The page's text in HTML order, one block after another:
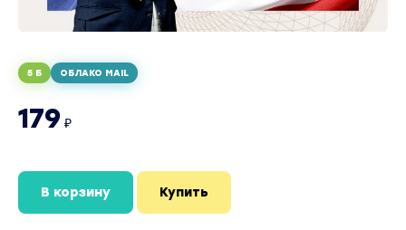
5 Б ОБЛАКО MAIL
179 ₽
В корзину Купить